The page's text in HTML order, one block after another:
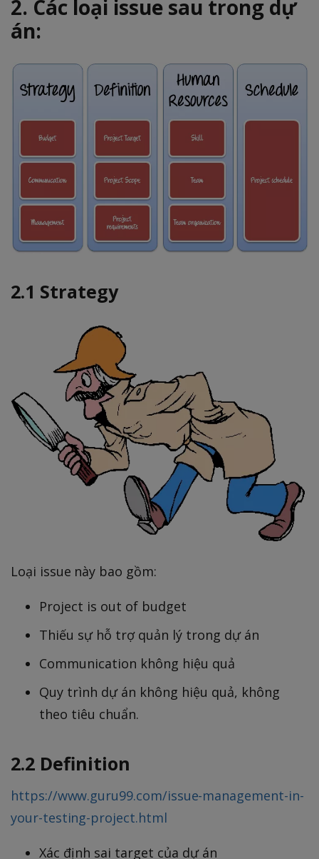
2. Các loại issue sau trong dự
án:
2.1 Strategy
Loại issue này bao gồm:
Project is out of budget
Thiếu sự hỗ trợ quản lý trong dự án
Communication không hiệu quả
Quy trình dự án không hiệu quả, không
theo tiêu chuẩn.
2.2 Definition
https://www.guru99.com/issue-management-in-
your-testing-project.html
Xác định sai target của dự án